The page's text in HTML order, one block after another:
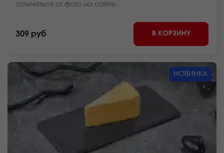
отличаться от фото на сайте.
309 руб В КОРЗИНУ
НОВИНКА